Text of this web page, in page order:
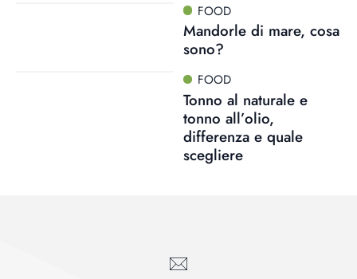
FOOD
Mandorle di mare, cosa
sono?
FOOD
Tonno al naturale e
tonno all’olio,
differenza e quale
scegliere